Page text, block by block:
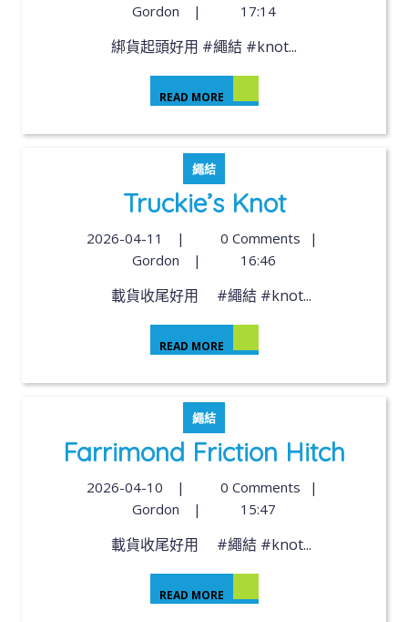
Gordon
| 17:14
綁貨起頭好用 #繩結 #knot...
READ MORE
繩結
Truckie’s Knot
2026-04-11 | 0 Comments
|
Gordon
| 16:46
載貨收尾好用 #繩結 #knot...
READ MORE
繩結
Farrimond Friction Hitch
2026-04-10 | 0 Comments
|
Gordon
| 15:47
載貨收尾好用 #繩結 #knot...
READ MORE